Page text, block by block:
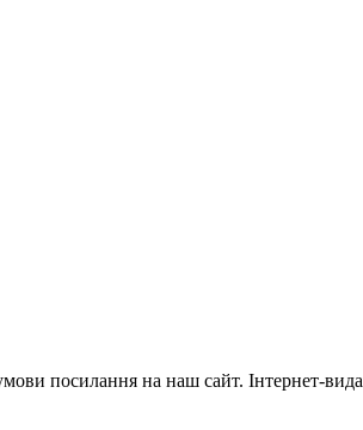
посилання на наш сайт. Інтернет-